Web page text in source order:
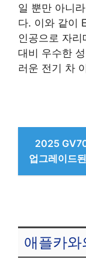
일 뿐만 아니
다. 이와 같이
인공으로 자
대비 우수한
러운 전기 차
2025
업그레이드
애플카